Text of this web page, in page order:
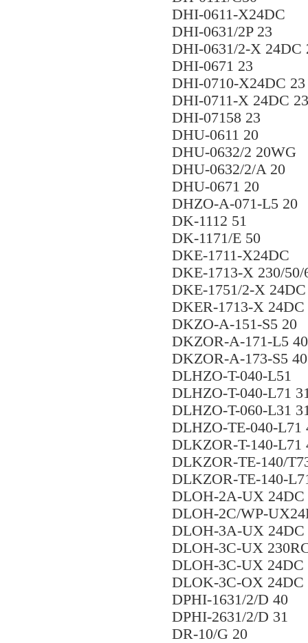
DHI-0611-X24DC
DHI-0631/2P 23
DHI-0631/2-X 24DC
DHI-0671 23
DHI-0710-X24DC 23
DHI-0711-X 24DC 23
DHI-07158 23
DHU-0611 20
DHU-0632/2 20WG
DHU-0632/2/A 20
DHU-0671 20
DHZO-A-071-L5 20
DK-1112 51
DK-1171/E 50
DKE-1711-X24DC
DKE-1713-X 230/50/
DKE-1751/2-X 24DC
DKER-1713-X
DKZO-A-151-S5 20
DKZOR-A-171-L5 40
DKZOR-A-173-S5 40
DLHZO-T-040-L51
DLHZO-T-040-L71
DLHZO-T-060-L31
DLHZO-TE-040-L71
DLKZOR-T-140-L71
DLKZOR-TE-140/
DLKZOR-TE-140-
DLOH-2A-UX 24DC
DLOH-2C/WP-
DLOH-3A-UX 24DC
DLOH-3C-UX
DLOH-3C-UX 24DC
DLOK-3C-OX 24DC
DPHI-1631/2/D 40
DPHI-2631/2/D 31
DR-10/G 20